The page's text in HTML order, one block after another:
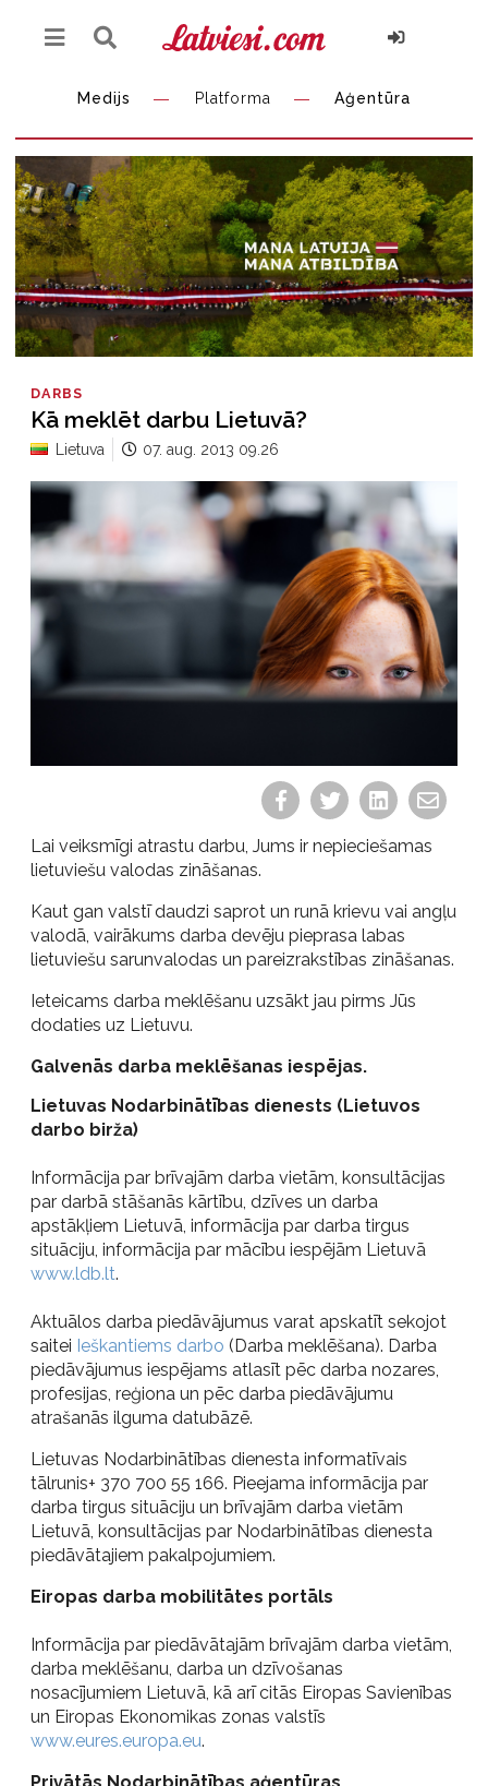
Medijs Platforma Aģentūra
DARBS
Kā meklēt darbu Lietuvā?
Lietuva 07. aug. 2013 09.26
Lai veiksmīgi atrastu darbu, Jums ir nepieciešamas
lietuviešu valodas zināšanas.
Kaut gan valstī daudzi saprot un runā krievu vai angļu
valodā, vairākums darba devēju pieprasa labas
lietuviešu sarunvalodas un pareizrakstības zināšanas.
Ieteicams darba meklēšanu uzsākt jau pirms Jūs
dodaties uz Lietuvu.
Galvenās darba meklēšanas iespējas.
Lietuvas Nodarbinātības dienests (Lietuvos
darbo birža)
Informācija par brīvajām darba vietām, konsultācijas
par darbā stāšanās kārtību, dzīves un darba
apstākļiem Lietuvā, informācija par darba tirgus
situāciju, informācija par mācību iespējām Lietuvā
www.ldb.lt.
Aktuālos darba piedāvājumus varat apskatīt sekojot
saitei Ieškantiems darbo (Darba meklēšana). Darba
piedāvājumus iespējams atlasīt pēc darba nozares,
profesijas, reģiona un pēc darba piedāvājumu
atrašanās ilguma datubāzē.
Lietuvas Nodarbinātības dienesta informatīvais
tālrunis+ 370 700 55 166. Pieejama informācija par
darba tirgus situāciju un brīvajām darba vietām
Lietuvā, konsultācijas par Nodarbinātības dienesta
piedāvātajiem pakalpojumiem.
Eiropas darba mobilitātes portāls
Informācija par piedāvātajām brīvajām darba vietām,
darba meklēšanu, darba un dzīvošanas
nosacījumiem Lietuvā, kā arī citās Eiropas Savienības
un Eiropas Ekonomikas zonas valstīs
www.eures.europa.eu.